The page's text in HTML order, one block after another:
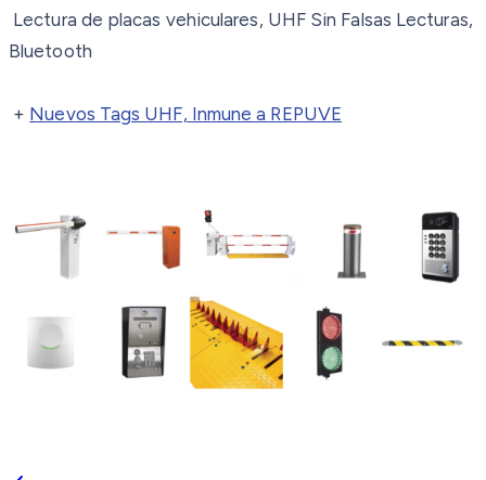
Lectura de placas vehiculares, UHF Sin Falsas Lecturas,
Bluetooth
+ Nuevos Tags UHF, Inmune a REPUVE